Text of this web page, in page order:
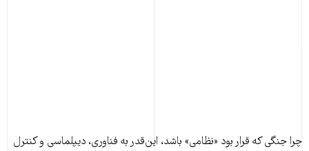
چرا جنگی که قرار بود «نظامی» باشد، این‌قدر به فناوری، دیپلماسی و کنترل